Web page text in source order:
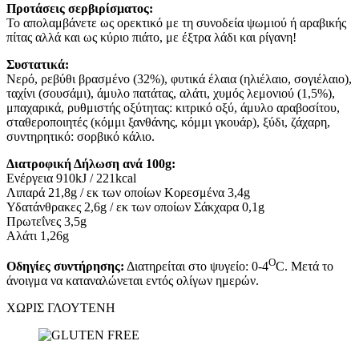
Προτάσεις σερβιρίσματος:
Το απολαμβάνετε ως ορεκτικό με τη συνοδεία ψωμιού ή αραβικής
πίτας αλλά και ως κύριο πιάτο, με έξτρα λάδι και ρίγανη!
Συστατικά:
Νερό, ρεβύθι βρασμένο (32%), φυτικά έλαια (ηλιέλαιο, σογιέλαιο),
ταχίνι (σουσάμι), άμυλο πατάτας, αλάτι, χυμός λεμονιού (1,5%),
μπαχαρικά, ρυθμιστής οξύτητας: κιτρικό οξύ, άμυλο αραβοσίτου,
σταθεροποιητές (κόμμι ξανθάνης, κόμμι γκουάρ), ξύδι, ζάχαρη,
συντηρητικό: σορβικό κάλιο.
Διατροφική Δήλωση ανά 100g:
Ενέργεια 910kJ / 221kcal
Λιπαρά 21,8g / εκ των οποίων Κορεσμένα 3,4g
Υδατάνθρακες 2,6g / εκ των οποίων Σάκχαρα 0,1g
Πρωτεΐνες 3,5g
Αλάτι 1,26g
Οδηγίες συντήρησης: Διατηρείται στο ψυγείο: 0-4OC. Μετά το
άνοιγμα να καταναλώνεται εντός ολίγων ημερών.
ΧΩΡΙΣ ΓΛΟΥΤΕΝΗ